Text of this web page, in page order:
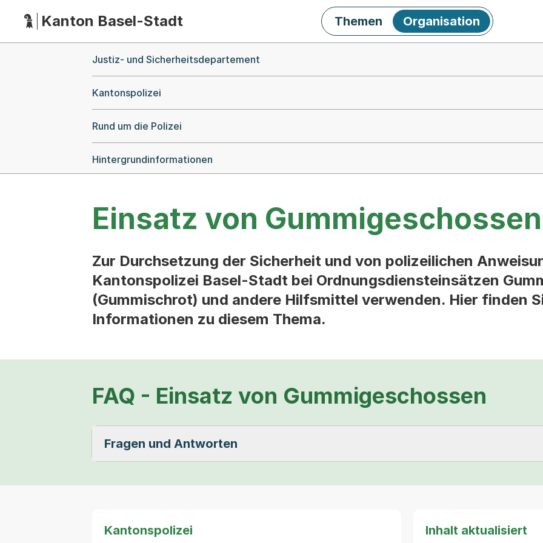
HauptnavigationKanton Basel-Stadt Themen Organisation
Justiz- und Sicherheitsdepartement
Kantonspolizei
Rund um die Polizei
Hintergrundinformationen
Einsatz von Gummigeschossen
Zur Durchsetzung der Sicherheit und von polizeilichen
Kantonspolizei Basel-Stadt bei Ordnungsdiensteinsätzen
(Gummischrot) und andere Hilfsmittel verwenden. Hier finden
Informationen zu diesem Thema.
FAQ - Einsatz von Gummigeschossen
Fragen und Antworten
Kantonspolizei Inhalt aktualisiert